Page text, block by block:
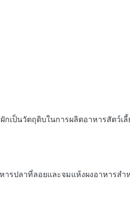
เป็นวัตถุดิบในการผลิตอาหารสัตว์เ
ารปลาที่ลอยและจมแห้งผงอาหารสํ